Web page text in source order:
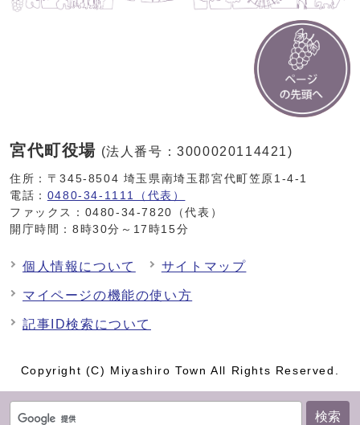
検索
宮代町役場 (法人番号：3000020114421)
住所：〒345-8504 埼玉県南埼玉郡宮代町笠原1-4-1
電話： 0480-34-1111（代表）
ファックス：0480-34-7820（代表）
開庁時間：8時30分～17時15分
個人情報について サイトマップ
マイページの機能の使い方
記事ID検索について
Copyright (C) Miyashiro Town All Rights Reserved.